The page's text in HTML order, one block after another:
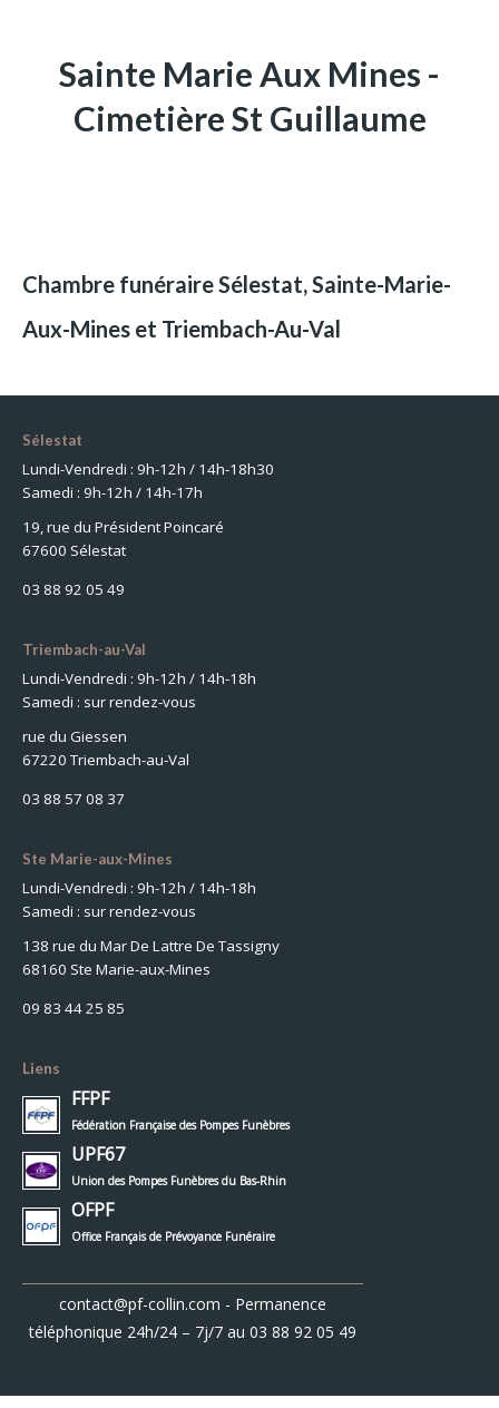
Sainte Marie Aux Mines -
Cimetière St Guillaume
Chambre funéraire Sélestat, Sainte-Marie-
Aux-Mines et Triembach-Au-Val
Sélestat
Lundi-Vendredi : 9h-12h / 14h-18h30
Samedi : 9h-12h / 14h-17h
19, rue du Président Poincaré
67600 Sélestat
03 88 92 05 49
Triembach-au-Val
Lundi-Vendredi : 9h-12h / 14h-18h
Samedi : sur rendez-vous
rue du Giessen
67220 Triembach-au-Val
03 88 57 08 37
Ste Marie-aux-Mines
Lundi-Vendredi : 9h-12h / 14h-18h
Samedi : sur rendez-vous
138 rue du Mar De Lattre De Tassigny
68160 Ste Marie-aux-Mines
09 83 44 25 85
Liens
FFPF
Fédération Française des Pompes Funèbres
UPF67
Union des Pompes Funèbres du Bas-Rhin
OFPF
Office Français de Prévoyance Funéraire
contact@pf-collin.com - Permanence
téléphonique 24h/24 – 7j/7 au 03 88 92 05 49